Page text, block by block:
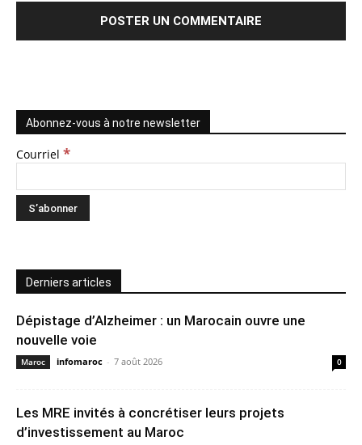
Abonnez-vous à notre newsletter
Courriel *
Derniers articles
Dépistage d’Alzheimer : un Marocain ouvre une
nouvelle voie
Maroc infomaroc - 7 août 2026 0
Les MRE invités à concrétiser leurs projets
d’investissement au Maroc